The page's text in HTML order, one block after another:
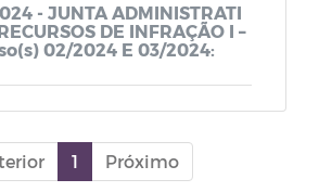
de Acesso à Informação)
Lei Orgânica
Contratos e Aditivos
- JUNTA ADMINISTRATI
DE INFRAÇÃO I –
02/2024 E 03/2024:
1 Próximo